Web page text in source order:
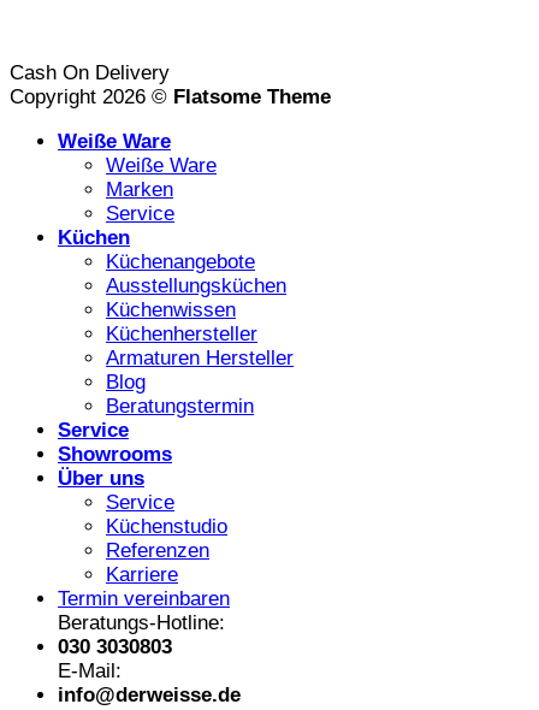
Cash On Delivery
Copyright 2026 © Flatsome Theme
Weiße Ware
Weiße Ware
Marken
Service
Küchen
Küchenangebote
Ausstellungsküchen
Küchenwissen
Küchenhersteller
Armaturen Hersteller
Blog
Beratungstermin
Service
Showrooms
Über uns
Service
Küchenstudio
Referenzen
Karriere
Termin vereinbaren
Beratungs-Hotline:
030 3030803
E-Mail:
info@derweisse.de